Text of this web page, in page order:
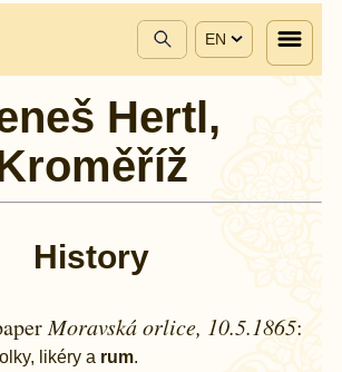
EN
Hertl,
History
Moravská orlice, 10.5.1865:
likéry a rum.